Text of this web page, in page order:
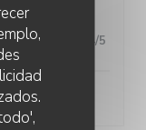
/ Precio 4/5
au top!